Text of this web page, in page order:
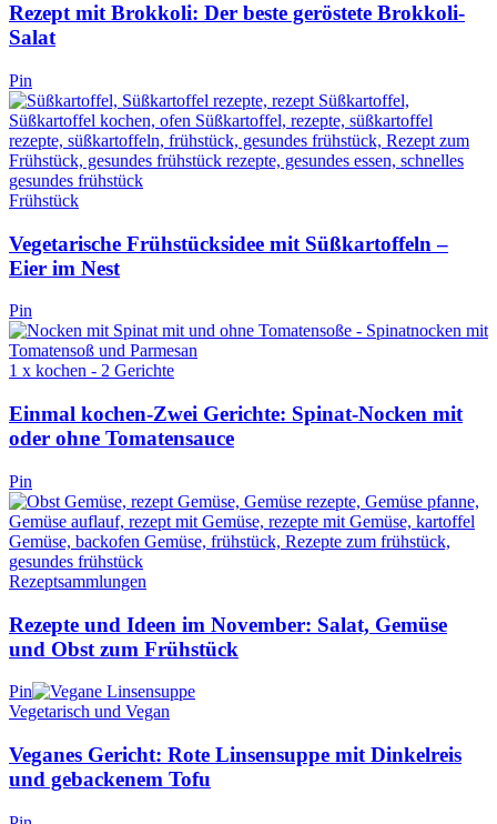
Rezept mit Brokkoli: Der beste geröstete Brokkoli-
Salat
Pin
Frühstück
Vegetarische Frühstücksidee mit Süßkartoffeln –
Eier im Nest
Pin
1 x kochen - 2 Gerichte
Einmal kochen-Zwei Gerichte: Spinat-Nocken mit
oder ohne Tomatensauce
Pin
Rezeptsammlungen
Rezepte und Ideen im November: Salat, Gemüse
und Obst zum Frühstück
Pin
Vegetarisch und Vegan
Veganes Gericht: Rote Linsensuppe mit Dinkelreis
und gebackenem Tofu